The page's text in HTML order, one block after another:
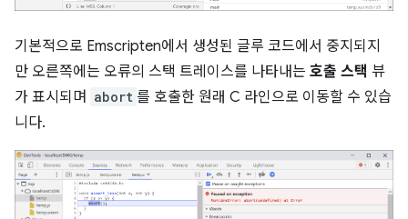
기본적으로 Emscripten에서 생성된 글루 코드에서 중지되지
만 오른쪽에는 오류의 스택 트레이스를 나타내는 호출 스택 뷰
가 표시되며
abort 를 호출한 원래 C 라인으로 이동할 수 있습
니다.